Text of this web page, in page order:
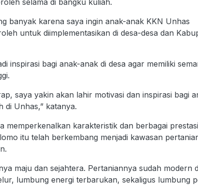
banyak karena saya ingin anak-anak KKN Unhas
untuk diimplementasikan di desa-desa dan
inspirasi bagi anak-anak di desa agar memiliki
saya yakin akan lahir motivasi dan inspirasi bagi
di Unhas,” katanya.
memperkenalkan karakteristik dan berbagai
itu telah berkembang menjadi kawasan
maju dan sejahtera. Pertaniannya sudah modern
lumbung energi terbarukan, sekaligus lumbung